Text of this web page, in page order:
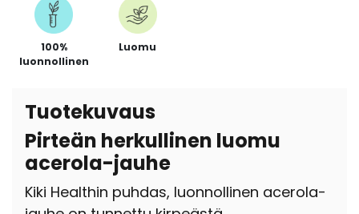
100%
luonnollinen
Luomu
Tuotekuvaus
Pirteän herkullinen luomu
acerola-jauhe
Kiki Healthin puhdas, luonnollinen acerola-